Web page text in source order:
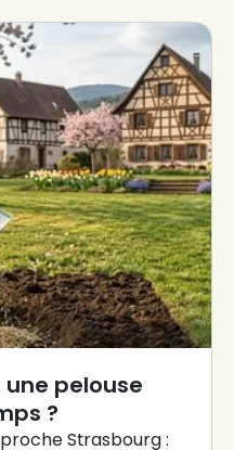
pelouse
?
Strasbourg :